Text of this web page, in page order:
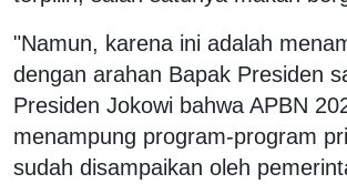
"Namun, karena ini adalah
dengan arahan Bapak Presiden
Presiden Jokowi bahwa APBN
menampung program-program
sudah disampaikan oleh